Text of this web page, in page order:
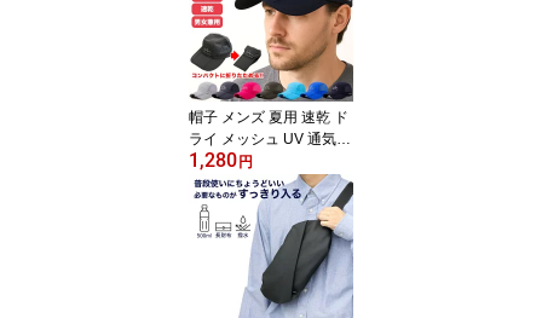
乾 ドライ メッシュ アン
クル ショート スニーカ
ー 蒸れない 通気性 伸縮
性【到着後レビューで半
額クーポン】
帽子 メンズ 夏用 速乾 ド
ライ メッシュ UV 通気性
折りたたみ UVカット 紫
外線対策 キャップ キャ
ンプ アウトドア ゴルフ
男女兼用 日焼け対策【到
着後レビューを書いて半
額クーポン】
1,280円